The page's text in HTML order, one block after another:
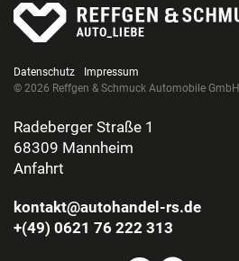
Datenschutz
Impressum
© 2026 Reffgen & Schmuck Automobile GmbH
Radeberger Straße 1
68309 Mannheim
Anfahrt
kontakt@autohandel-rs.de
+(49) 0621 76 222 313